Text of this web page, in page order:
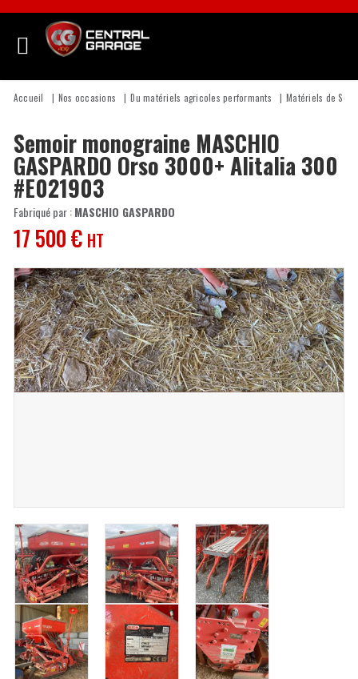
Accueil Nos occasions Du matériels agricoles performants Matériels de
Semoir monograine MASCHIO
GASPARDO Orso 3000+ Alitalia 300
#E021903
17 500€ HT
Fabriqué par :MASCHIO GASPARDO